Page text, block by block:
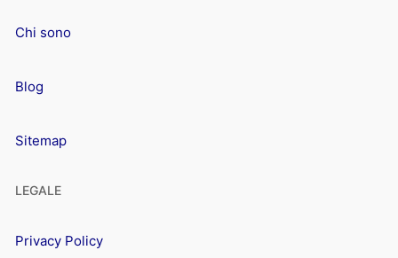
Chi sono
Blog
Sitemap
LEGALE
Privacy Policy